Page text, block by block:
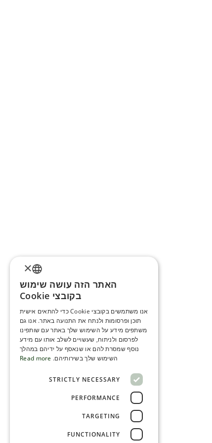
ENGLISH
SERBIA
HEBREW
RUSSIAN
SERBIAN-2
×
האתר הזה עושה שימוש
בקובצי Cookie
אנו משתמשים בקובצי Cookie כדי להתאים אישית
תוכן ופרסומות ולנתח את התנועה באתר. אנו גם
משתפים מידע על השימוש שלך באתר עם שותפינו
לפרסום ולניתוח, שעשויים לשלב אותו עם מידע
נוסף שמסרת להם או שנאסף על ידיהם במהלך
השימוש שלך בשירותיהם. Read more
STRICTLY NECESSARY
PERFORMANCE
TARGETING
FUNCTIONALITY